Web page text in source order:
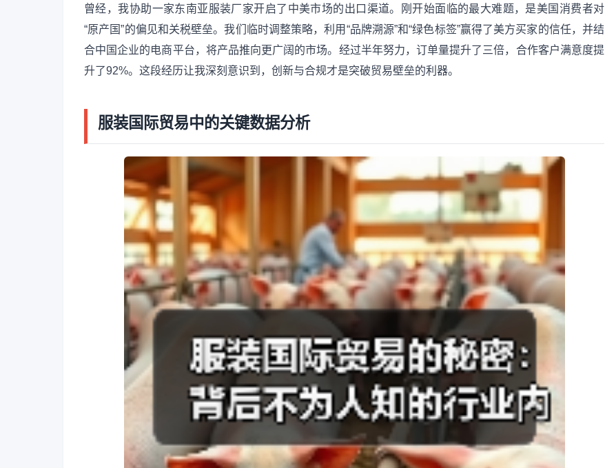
曾经，我协助一家东南亚服装厂家开启了中美市场的出口渠道。刚开始面临的最大难题，是美国消费者对
“原产国”的偏见和关税壁垒。我们临时调整策略，利用“品牌溯源”和“绿色标签”赢得了美方买家的信任，并结
合中国企业的电商平台，将产品推向更广阔的市场。经过半年努力，订单量提升了三倍，合作客户满意度提
升了92%。这段经历让我深刻意识到，创新与合规才是突破贸易壁垒的利器。
服装国际贸易中的关键数据分析